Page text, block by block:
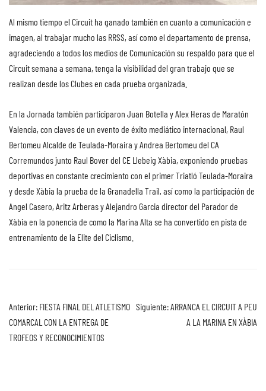
Al mismo tiempo el Circuit ha ganado también en cuanto a comunicación e
imagen, al trabajar mucho las RRSS, así como el departamento de prensa,
agradeciendo a todos los medios de Comunicación su respaldo para que el
Circuit semana a semana, tenga la visibilidad del gran trabajo que se
realizan desde los Clubes en cada prueba organizada.
En la Jornada también participaron Juan Botella y Alex Heras de Maratón
Valencia, con claves de un evento de éxito mediático internacional, Raul
Bertomeu Alcalde de Teulada-Moraira y Andrea Bertomeu del CA
Corremundos junto Raul Bover del CE Llebeig Xàbia, exponiendo pruebas
deportivas en constante crecimiento con el primer Triatló Teulada-Moraira
y desde Xàbia la prueba de la Granadella Trail, así como la participación de
Angel Casero, Aritz Arberas y Alejandro Garcia director del Parador de
Xàbia en la ponencia de como la Marina Alta se ha convertido en pista de
entrenamiento de la Elite del Ciclismo.
Anterior: FIESTA FINAL DEL ATLETISMO
COMARCAL CON LA ENTREGA DE
TROFEOS Y RECONOCIMIENTOS
Siguiente:ARRANCA EL CIRCUIT A PEU
A LA MARINA EN XÀBIA